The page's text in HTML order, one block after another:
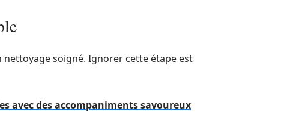
soigné. Ignorer cette étape est
avec des accompaniments savoureux